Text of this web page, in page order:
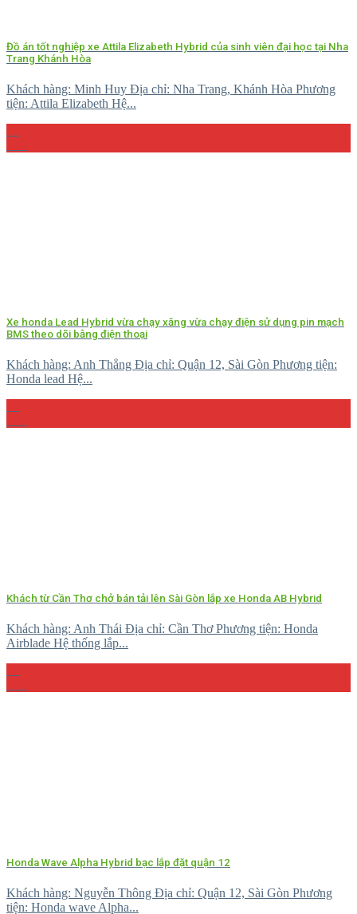
Đồ án tốt nghiệp xe Attila Elizabeth Hybrid của sinh viên đại học tại Nha
Trang Khánh Hòa
Khách hàng: Minh Huy Địa chỉ: Nha Trang, Khánh Hòa Phương
tiện: Attila Elizabeth Hệ...
Xe honda Lead Hybrid vừa chạy xăng vừa chạy điện sử dụng pin mạch
BMS theo dõi bằng điện thoại
Khách hàng: Anh Thắng Địa chỉ: Quận 12, Sài Gòn Phương tiện:
Honda lead Hệ...
Khách từ Cần Thơ chở bán tải lên Sài Gòn lắp xe Honda AB Hybrid
Khách hàng: Anh Thái Địa chỉ: Cần Thơ Phương tiện: Honda
Airblade Hệ thống lắp...
Honda Wave Alpha Hybrid bạc lắp đặt quận 12
Khách hàng: Nguyễn Thông Địa chỉ: Quận 12, Sài Gòn Phương
tiện: Honda wave Alpha...